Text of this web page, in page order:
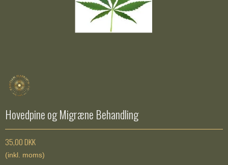
Hovedpine og Migræne Behandling
35,00 DKK
(inkl. moms)